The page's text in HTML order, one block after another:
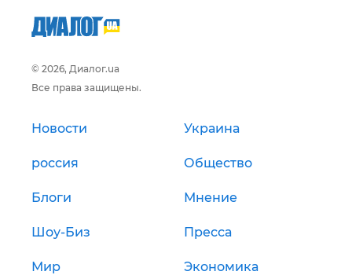
© 2026, Диалог.ua
Все права защищены.
Новости Украина
россия Общество
Блоги Мнение
Шоу-Биз Пресса
Мир Экономика